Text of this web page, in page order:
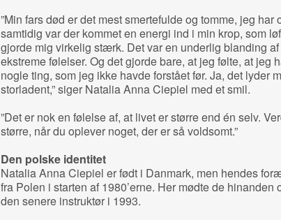
”Min fars død er det mest smertefulde og tomme, jeg har
samtidig var der kommet en energi ind i min krop, som
gjorde mig virkelig stærk. Det var en underlig blanding af
ekstreme følelser. Og det gjorde bare, at jeg følte, at jeg
nogle ting, som jeg ikke havde forstået før. Ja, det lyder
storladent,” siger Natalia Anna Ciepiel med et smil.
”Det er nok en følelse af, at livet er større end én selv.
større, når du oplever noget, der er så voldsomt.”
Den polske identitet
Natalia Anna Ciepiel er født i Danmark, men hendes
fra Polen i starten af 1980’erne. Her mødte de hinanden
den senere instruktør i 1993.